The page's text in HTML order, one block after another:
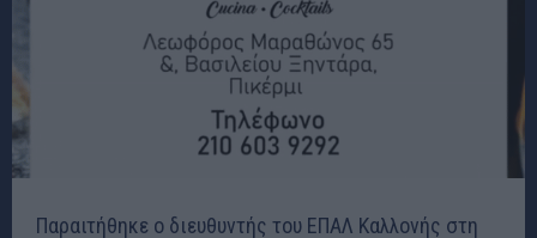
Παραιτήθηκε ο διευθυντής του ΕΠΑΛ Καλλονής στη